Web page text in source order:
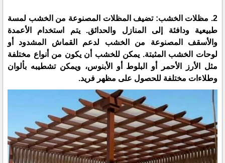
2. مظلات الخشب: تضيف المظلات المصنوعة من الخشب لمسة
طبيعية ودافئة إلى المنازل والحدائق. يتم استخدام الأعمدة
والأسقف المصنوعة من الخشب لدعم القماش المشدود أو
لوحات الخشب المثبتة. يمكن للخشب أن يكون من أنواع مختلفة
مثل الأرز الأحمر أو البلوط أو الأبنوس، ويمكن تشطيبه بألوان
وطلاءات مختلفة للحصول على مظهر فريد.